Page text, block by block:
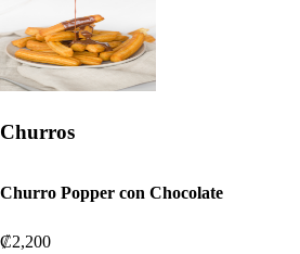
Churros
Churro Popper con Chocolate
₡2,200